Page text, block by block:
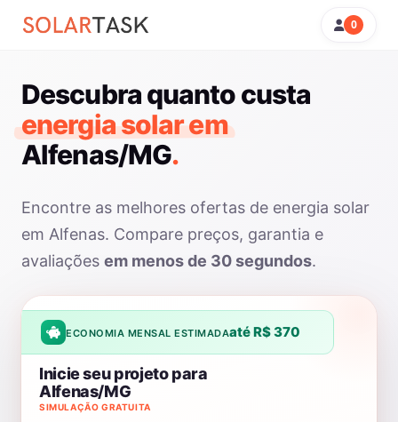
0
Descubra quanto custa
energia solar em
Alfenas/MG.
Encontre as melhores ofertas de energia solar
em Alfenas. Compare preços, garantia e
avaliações em menos de 30 segundos.
ECONOMIA MENSAL ESTIMADAaté R$ 370
SIMULAÇÃO GRATUITA
Inicie seu projeto para
Alfenas/MG